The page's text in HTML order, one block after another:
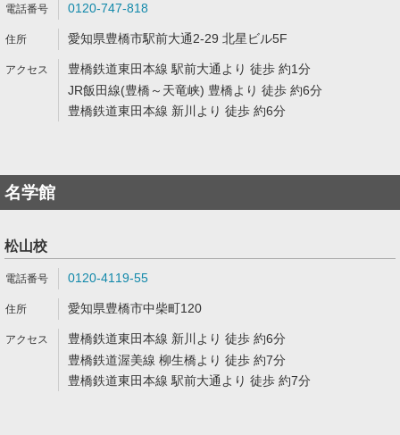
0120-747-818
愛知県豊橋市駅前大通2-29 北星ビル5F
豊橋鉄道東田本線 駅前大通より 徒歩 約1分
JR飯田線(豊橋～天竜峡) 豊橋より 徒歩 約6分
豊橋鉄道東田本線 新川より 徒歩 約6分
名学館
松山校
0120-4119-55
愛知県豊橋市中柴町120
豊橋鉄道東田本線 新川より 徒歩 約6分
豊橋鉄道渥美線 柳生橋より 徒歩 約7分
豊橋鉄道東田本線 駅前大通より 徒歩 約7分